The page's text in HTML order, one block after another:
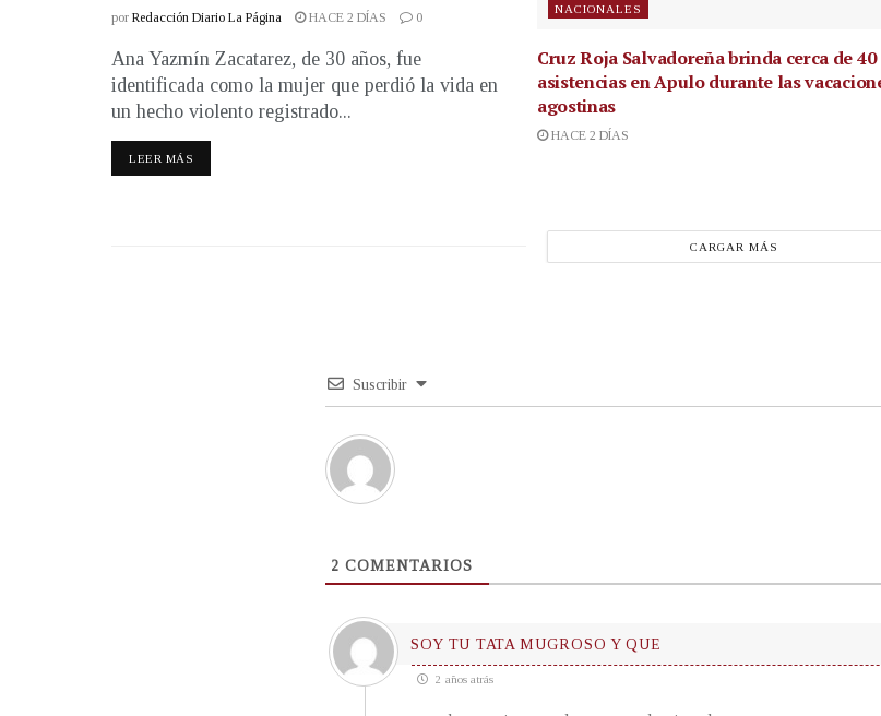
por Redacción Diario La Página HACE 2 DÍAS 0
Ana Yazmín Zacatarez, de 30 años, fue
identificada como la mujer que perdió la vida en
un hecho violento registrado...
LEER MÁS
NACIONALES
Cruz Roja Salvadoreña brinda cerca de 40
asistencias en Apulo durante las
agostinas
HACE 2 DÍAS
CARGAR MÁS
Suscribir
2 COMENTARIOS
SOY TU TATA MUGROSO Y QUE
2 años atrás